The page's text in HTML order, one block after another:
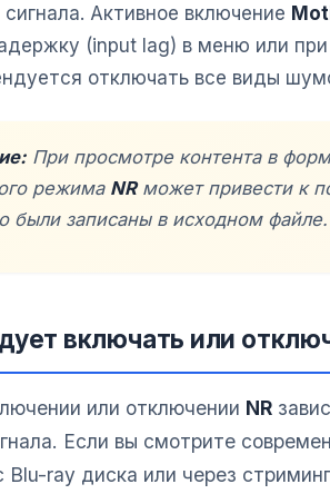
Активное включение
(input lag) в меню или
отключать все виды
При просмотре контента в
режима NRможет привести к
были записаны в исходном файле.
включать или
или отключении NR
Если вы смотрите
Blu-ray диска или через